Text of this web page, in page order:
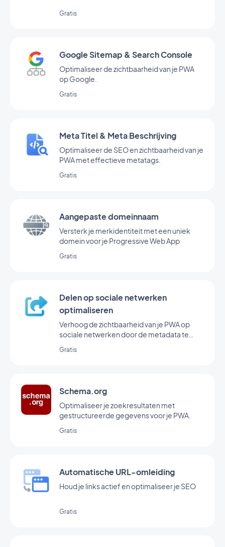
Gratis
Google Sitemap & Search Console
Optimaliseer de zichtbaarheid van je PWA
op Google.
Gratis
Meta Titel & Meta Beschrijving
Optimaliseer de SEO en zichtbaarheid van je
PWA met effectieve metatags.
Gratis
Aangepaste domeinnaam
Versterk je merkidentiteit met een uniek
domein voor je Progressive Web App
Gratis
Delen op sociale netwerken
optimaliseren
Verhoog de zichtbaarheid van je PWA op
sociale netwerken door de metadata te
Gratis
Schema.org
Optimaliseer je zoekresultaten met
gestructureerde gegevens voor je PWA.
Gratis
Automatische URL-omleiding
Houd je links actief en optimaliseer je SEO
Gratis